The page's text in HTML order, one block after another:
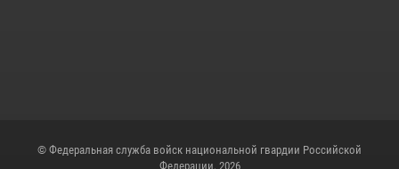
© Федеральная служба войск национальной гвардии Российской
Федерации, 2026